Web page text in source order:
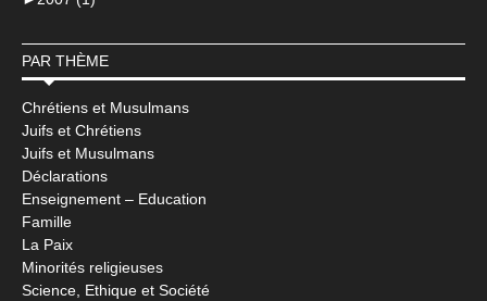
PAR THÈME
Chrétiens et Musulmans
Juifs et Chrétiens
Juifs et Musulmans
Déclarations
Enseignement – Education
Famille
La Paix
Minorités religieuses
Science, Ethique et Société